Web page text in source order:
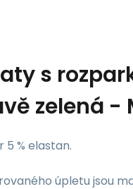
s
zelená -
5 % elastan.
úpletu jsou